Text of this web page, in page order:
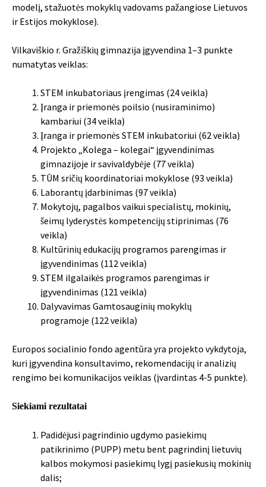
modelį, stažuotės mokyklų vadovams pažangiose Lietuvos
ir Estijos mokyklose).
Vilkaviškio r. Gražiškių gimnazija įgyvendina 1–3 punkte
numatytas veiklas:
STEM inkubatoriaus įrengimas (24 veikla)
Įranga ir priemonės poilsio (nusiraminimo)
kambariui (34 veikla)
Įranga ir priemonės STEM inkubatoriui (62 veikla)
Projekto „Kolega – kolegai“ įgyvendinimas
gimnazijoje ir savivaldybėje (77 veikla)
TŪM sričių koordinatoriai mokyklose (93 veikla)
Laborantų įdarbinimas (97 veikla)
Mokytojų, pagalbos vaikui specialistų, mokinių,
šeimų lyderystės kompetencijų stiprinimas (76
veikla)
Kultūrinių edukacijų programos parengimas ir
įgyvendinimas (112 veikla)
STEM ilgalaikės programos parengimas ir
įgyvendinimas (121 veikla)
Dalyvavimas Gamtosauginių mokyklų
programoje (122 veikla)
Europos socialinio fondo agentūra yra projekto vykdytoja,
kuri įgyvendina konsultavimo, rekomendacijų ir analizių
rengimo bei komunikacijos veiklas (įvardintas 4-5 punkte).
Siekiami rezultatai
Padidėjusi pagrindinio ugdymo pasiekimų
patikrinimo (PUPP) metu bent pagrindinį lietuvių
kalbos mokymosi pasiekimų lygį pasiekusių mokinių
dalis;